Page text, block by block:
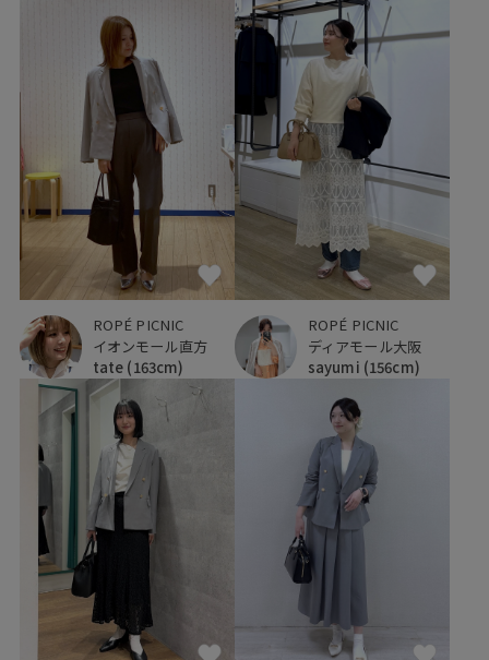
ROPÉ PICNIC
イオンモール直方
tate (163cm)
ROPÉ PICNIC
ディアモール大阪
sayumi (156cm)